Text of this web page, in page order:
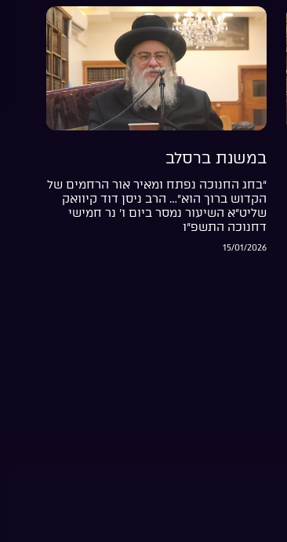
במשנת ברסלב
“בחג החנוכה נפתח ומאיר אור הרחמים של
הקדוש ברוך הוא”… הרב ניסן דוד קיוואק
שליט”א השיעור נמסר ביום ו’ נר חמישי
דחנוכה התשפ”ו
15/01/2026